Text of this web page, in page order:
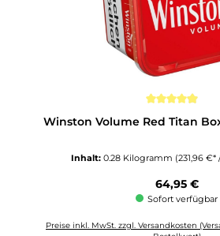
Winston Volume Red Titan
Inhalt: 0.28 Kilogramm (231,96
Regulärer
64,95 €
Sofort verfügbar
Preise inkl. MwSt. zzgl. Versandkosten